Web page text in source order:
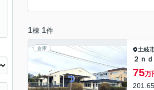
1棟 1件
倉庫 土岐
２ｎ
75万